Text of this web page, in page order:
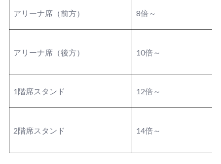
アリーナ席（前方） 8倍～
アリーナ席（後方） 10倍～
1階席スタンド 12倍～
2階席スタンド 14倍～